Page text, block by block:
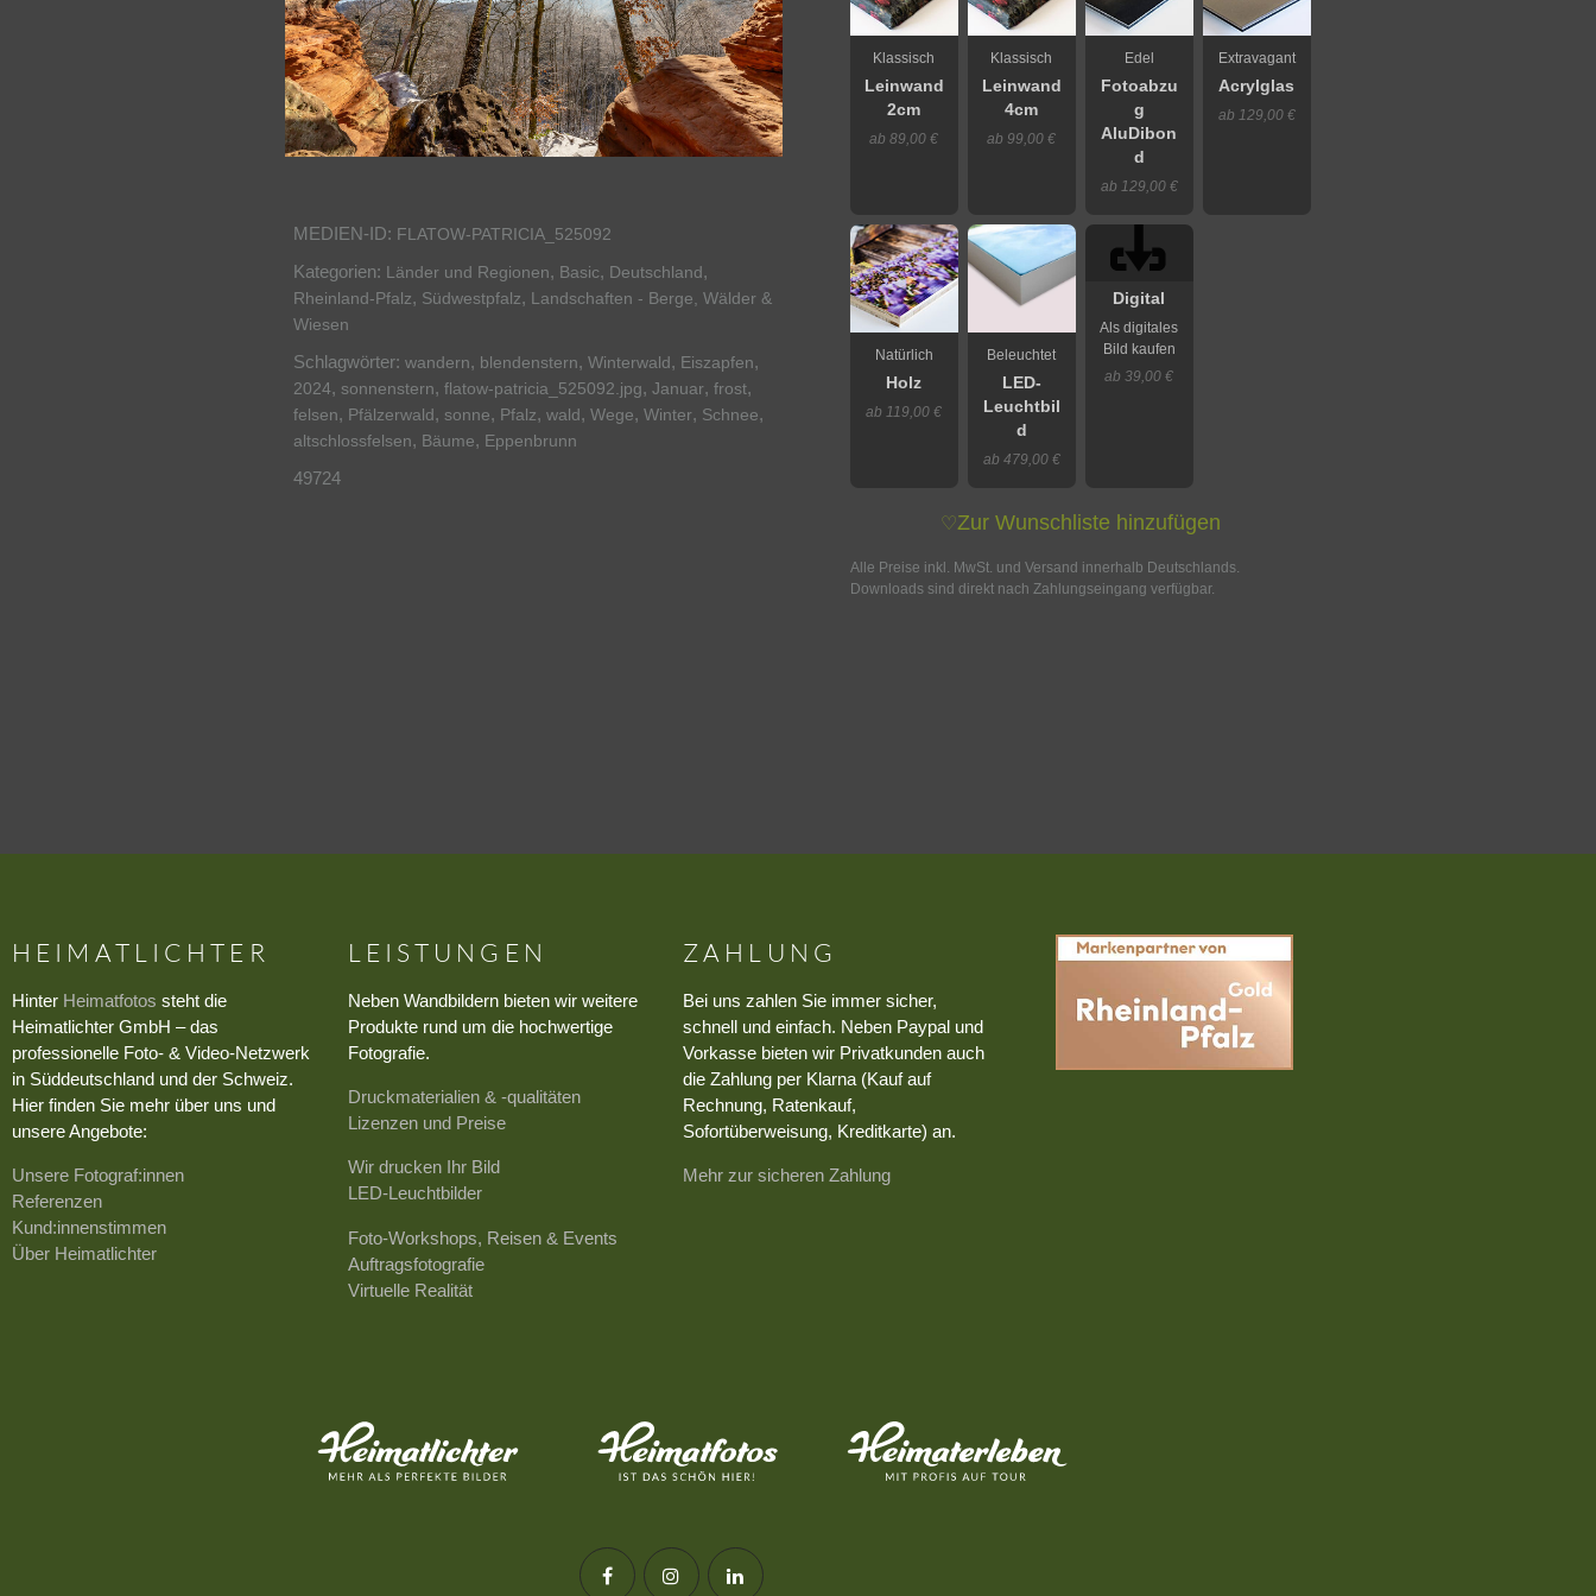
MEDIEN-ID: FLATOW-PATRICIA_525092
Kategorien: Länder und Regionen, Basic, Deutschland,
Rheinland-Pfalz, Südwestpfalz, Landschaften - Berge, Wälder &
Wiesen
Schlagwörter: wandern, blendenstern, Winterwald, Eiszapfen,
2024, sonnenstern, flatow-patricia_525092.jpg, Januar, frost,
felsen, Pfälzerwald, sonne, Pfalz, wald, Wege, Winter, Schnee,
altschlossfelsen, Bäume, Eppenbrunn
49724
Klassisch
Leinwand
2cm
ab 89,00 €
Klassisch
Leinwand
4cm
ab 99,00 €
Edel
Fotoabzu
g
AluDibon
d
ab 129,00 €
Extravagant
Acrylglas
ab 129,00 €
Natürlich
Holz
ab 119,00 €
Beleuchtet
LED-
Leuchtbil
d
ab 479,00 €
Digital
Als digitales
Bild kaufen
ab 39,00 €
♡Zur Wunschliste hinzufügen
Alle Preise inkl. MwSt. und Versand innerhalb Deutschlands.
Downloads sind direkt nach Zahlungseingang verfügbar.
HEIMATLICHTER
Hinter Heimatfotos steht die
Heimatlichter GmbH – das
professionelle Foto- & Video-Netzwerk
in Süddeutschland und der Schweiz.
Hier finden Sie mehr über uns und
unsere Angebote:
Unsere Fotograf:innen
Referenzen
Kund:innenstimmen
Über Heimatlichter
LEISTUNGEN
Neben Wandbildern bieten wir weitere
Produkte rund um die hochwertige
Fotografie.
Druckmaterialien & -qualitäten
Lizenzen und Preise
Wir drucken Ihr Bild
LED-Leuchtbilder
Foto-Workshops, Reisen & Events
Auftragsfotografie
Virtuelle Realität
ZAHLUNG
Bei uns zahlen Sie immer sicher,
schnell und einfach. Neben Paypal und
Vorkasse bieten wir Privatkunden auch
die Zahlung per Klarna (Kauf auf
Rechnung, Ratenkauf,
Sofortüberweisung, Kreditkarte) an.
Mehr zur sicheren Zahlung